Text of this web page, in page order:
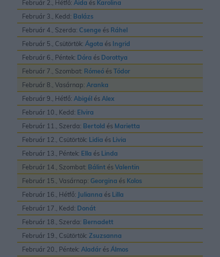
Február 2., Hétfő: Aida és Karolina
Február 3., Kedd: Balázs
Február 4., Szerda: Csenge és Ráhel
Február 5., Csütörtök: Ágota és Ingrid
Február 6., Péntek: Dóra és Dorottya
Február 7., Szombat: Rómeó ésTódor
Február 8., Vasárnap: Aranka
Február 9., Hétfő: Abigél ésAlex
Február 10., Kedd: Elvira
Február 11., Szerda: Bertold és Marietta
Február 12., Csütörtök: Lidia és Livia
Február 13., Péntek: Ella és Linda
Február 14., Szombat: Bálint ésValentin
Február 15., Vasárnap: Georgina és Kolos
Február 16., Hétfő: Julianna és Lilla
Február 17., Kedd: Donát
Február 18., Szerda: Bernadett
Február 19., Csütörtök: Zsuzsanna
Február 20., Péntek: Aladár ésÁlmos